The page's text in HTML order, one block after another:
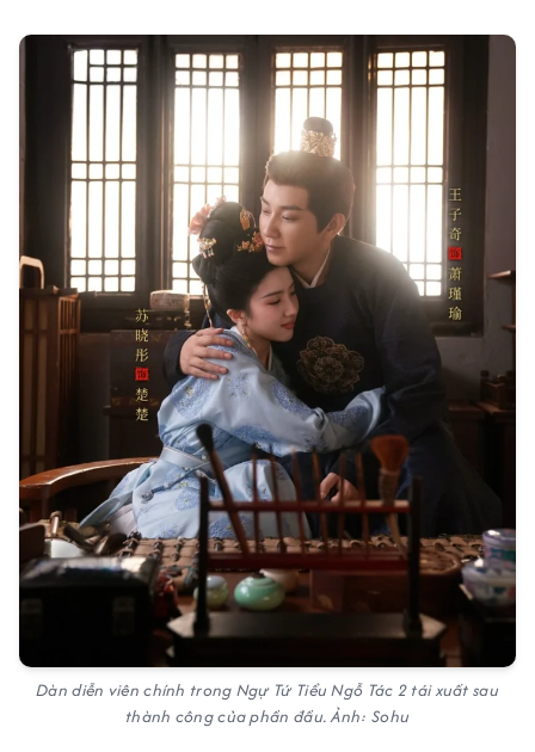
Dàn diễn viên chính trong Ngự Tứ Tiểu Ngỗ Tác 2 tái xuất sau
thành công của phần đầu. Ảnh: Sohu